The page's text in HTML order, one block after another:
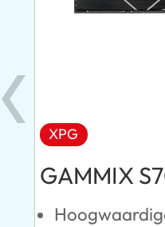
XPG
GAMMIX